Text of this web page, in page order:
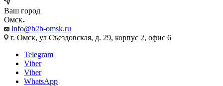
Ваш город
Омск
info@b2b-omsk.ru
г. Омск, ул Съездовская, д. 29, корпус 2, офис 6
Telegram
Viber
Viber
WhatsApp